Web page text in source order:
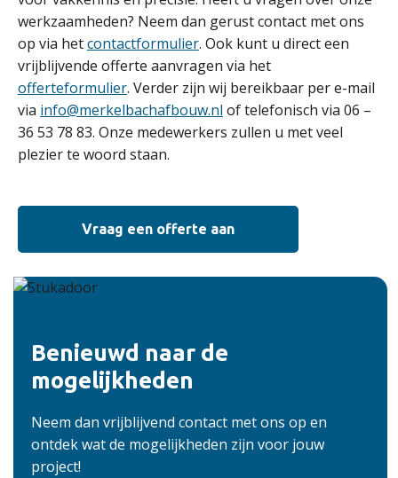
werkzaamheden? Neem dan gerust contact met ons
op via hetcontactformulier. Ook kunt u direct een
vrijblijvende offerte aanvragen via het
offerteformulier. Verder zijn wij bereikbaar per e-mail
via info@merkelbachafbouw.nl of telefonisch via 06 –
36 53 78 83. Onze medewerkers zullen u met veel
plezier te woord staan.
Vraag een offerte aan
Benieuwd naar de
mogelijkheden
Neem dan vrijblijvend contact met ons op en
ontdek wat de mogelijkheden zijn voor jouw
project!